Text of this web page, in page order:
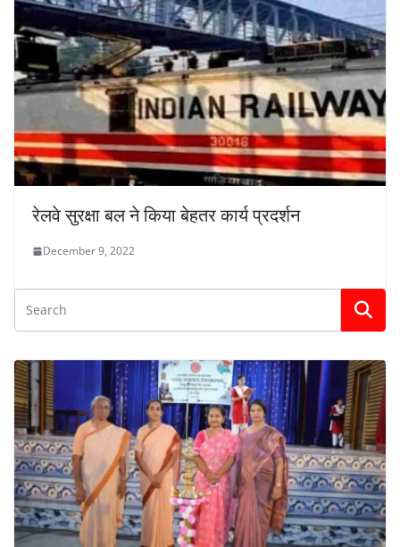
रेलवे सुरक्षा बल ने किया बेहतर कार्य प्रदर्शन
December 9, 2022